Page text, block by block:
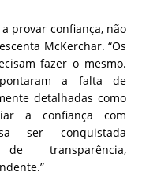
provar confiança, não
McKerchar. “Os
fazer o mesmo.
a falta de
detalhadas como
a confiança com
ser conquistada
transparência,